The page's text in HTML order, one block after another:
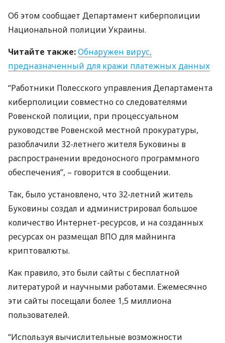
Об этом сообщает Департамент киберполиции
Национальной полиции Украины.
Читайте также:Обнаружен вирус,
предназначенный для кражи платежных данных
“Работники Полесского управления Департамента
киберполиции совместно со следователями
Ровенской полиции, при процессуальном
руководстве Ровенской местной прокуратуры,
разоблачили 32-летнего жителя Буковины в
распространении вредоносного программного
обеспечения”, – говорится в сообщении.
Так, было установлено, что 32-летний житель
Буковины создал и администрировал большое
количество Интернет-ресурсов, и на созданных
ресурсах он размещал ВПО для майнинга
криптовалюты.
Как правило, это были сайты с бесплатной
литературой и научными работами. Ежемесячно
эти сайты посещали более 1,5 миллиона
пользователей.
“Используя вычислительные возможности